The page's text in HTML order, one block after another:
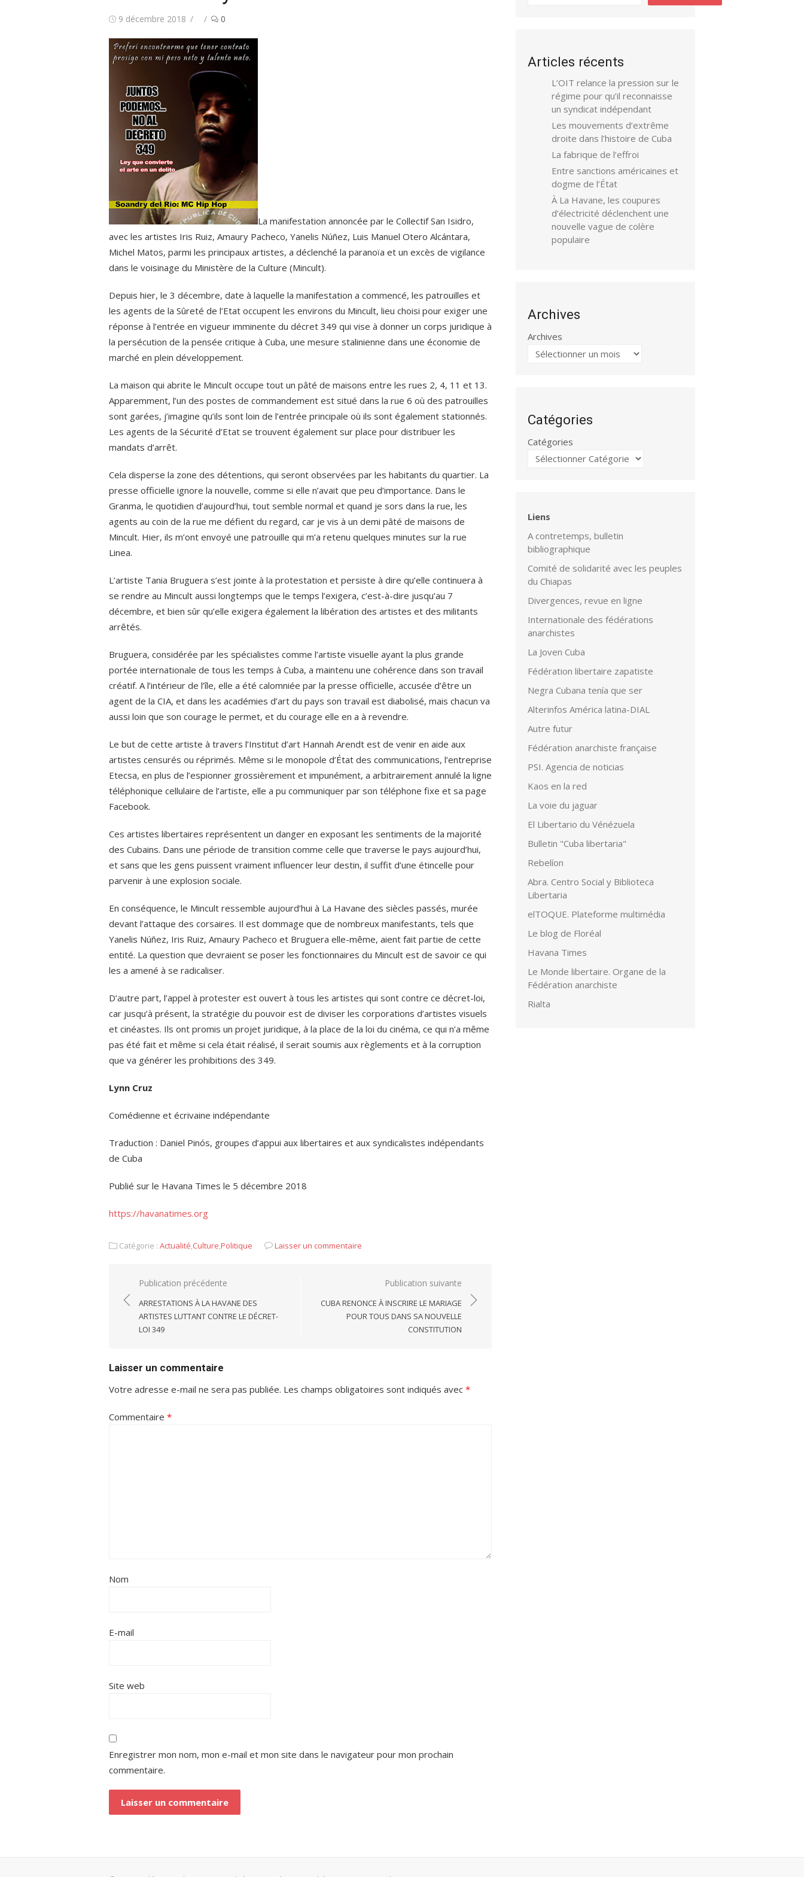
Publié9 décembre 2018 Auteur/autrice
0
La manifestation annoncée par le Collectif San Isidro,
avec les artistes Iris Ruiz, Amaury Pacheco, Yanelis Núñez, Luis Manuel Otero Alcántara,
Michel Matos, parmi les principaux artistes, a déclenché la paranoïa et un excès de vigilance
dans le voisinage du Ministère de la Culture (Mincult).
Depuis hier, le 3 décembre, date à laquelle la manifestation a commencé, les patrouilles et
les agents de la Sûreté de l’Etat occupent les environs du Mincult, lieu choisi pour exiger une
réponse à l’entrée en vigueur imminente du décret 349 qui vise à donner un corps juridique à
la persécution de la pensée critique à Cuba, une mesure stalinienne dans une économie de
marché en plein développement.
La maison qui abrite le Mincult occupe tout un pâté de maisons entre les rues 2, 4, 11 et 13.
Apparemment, l’un des postes de commandement est situé dans la rue 6 où des patrouilles
sont garées, j’imagine qu’ils sont loin de l’entrée principale où ils sont également stationnés.
Les agents de la Sécurité d’Etat se trouvent également sur place pour distribuer les
mandats d’arrêt.
Cela disperse la zone des détentions, qui seront observées par les habitants du quartier. La
presse officielle ignore la nouvelle, comme si elle n’avait que peu d’importance. Dans le
Granma, le quotidien d’aujourd’hui, tout semble normal et quand je sors dans la rue, les
agents au coin de la rue me défient du regard, car je vis à un demi pâté de maisons de
Mincult. Hier, ils m’ont envoyé une patrouille qui m’a retenu quelques minutes sur la rue
Linea.
L’artiste Tania Bruguera s’est jointe à la protestation et persiste à dire qu’elle continuera à
se rendre au Mincult aussi longtemps que le temps l’exigera, c’est-à-dire jusqu’au 7
décembre, et bien sûr qu’elle exigera également la libération des artistes et des militants
arrêtés.
Bruguera, considérée par les spécialistes comme l’artiste visuelle ayant la plus grande
portée internationale de tous les temps à Cuba, a maintenu une cohérence dans son travail
créatif. A l’intérieur de l’île, elle a été calomniée par la presse officielle, accusée d’être un
agent de la CIA, et dans les académies d’art du pays son travail est diabolisé, mais chacun va
aussi loin que son courage le permet, et du courage elle en a à revendre.
Le but de cette artiste à travers l’Institut d’art Hannah Arendt est de venir en aide aux
artistes censurés ou réprimés. Même si le monopole d’État des communications, l’entreprise
Etecsa, en plus de l’espionner grossièrement et impunément, a arbitrairement annulé la ligne
téléphonique cellulaire de l’artiste, elle a pu communiquer par son téléphone fixe et sa page
Facebook.
Ces artistes libertaires représentent un danger en exposant les sentiments de la majorité
des Cubains. Dans une période de transition comme celle que traverse le pays aujourd’hui,
et sans que les gens puissent vraiment influencer leur destin, il suffit d’une étincelle pour
parvenir à une explosion sociale.
En conséquence, le Mincult ressemble aujourd’hui à La Havane des siècles passés, murée
devant l’attaque des corsaires. Il est dommage que de nombreux manifestants, tels que
Yanelis Núñez, Iris Ruiz, Amaury Pacheco et Bruguera elle-même, aient fait partie de cette
entité. La question que devraient se poser les fonctionnaires du Mincult est de savoir ce qui
les a amené à se radicaliser.
D’autre part, l’appel à protester est ouvert à tous les artistes qui sont contre ce décret-loi,
car jusqu’à présent, la stratégie du pouvoir est de diviser les corporations d’artistes visuels
et cinéastes. Ils ont promis un projet juridique, à la place de la loi du cinéma, ce qui n’a même
pas été fait et même si cela était réalisé, il serait soumis aux règlements et à la corruption
que va générer les prohibitions des 349.
Lynn Cruz
Comédienne et écrivaine indépendante
Traduction : Daniel Pinós, groupes d’appui aux libertaires et aux syndicalistes indépendants
de Cuba
Publié sur le Havana Times le 5 décembre 2018
https://havanatimes.org
Catégorie : Actualité,Culture,Politique Laisser un commentaire
Navigation
de
l’article
Publication précédente
ARRESTATIONS À LA HAVANE DES
ARTISTES LUTTANT CONTRE LE DÉCRET-
LOI 349
Publication suivante
CUBA RENONCE À INSCRIRE LE MARIAGE
POUR TOUS DANS SA NOUVELLE
CONSTITUTION
Laisser un commentaire
Votre adresse e-mail ne sera pas publiée. Les champs obligatoires sont indiqués avec *
Commentaire *
Nom
E-mail
Site web
Enregistrer mon nom, mon e-mail et mon site dans le navigateur pour mon prochain
commentaire.
Articles récents
L’OIT relance la pression sur le
régime pour qu’il reconnaisse
un syndicat indépendant
Les mouvements d’extrême
droite dans l’histoire de Cuba
La fabrique de l’effroi
Entre sanctions américaines et
dogme de l’État
À La Havane, les coupures
d’électricité déclenchent une
nouvelle vague de colère
populaire
Archives
Archives
Catégories
Catégories
Liens
A contretemps, bulletin
bibliographique
Comité de solidarité avec les peuples
du Chiapas
Divergences, revue en ligne
Internationale des fédérations
anarchistes
La Joven Cuba
Fédération libertaire zapatiste
Negra Cubana tenía que ser
Alterinfos América latina-DIAL
Autre futur
Fédération anarchiste française
PSI. Agencia de noticias
Kaos en la red
La voie du jaguar
El Libertario du Vénézuela
Bulletin "Cuba libertaria"
Rebelíon
Abra. Centro Social y Biblioteca
Libertaria
elTOQUE. Plateforme multimédia
Le blog de Floréal
Havana Times
Le Monde libertaire. Organe de la
Fédération anarchiste
Rialta